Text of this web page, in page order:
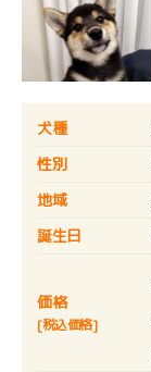
犬種
性別
地域
誕生日
価格
[税込価格]